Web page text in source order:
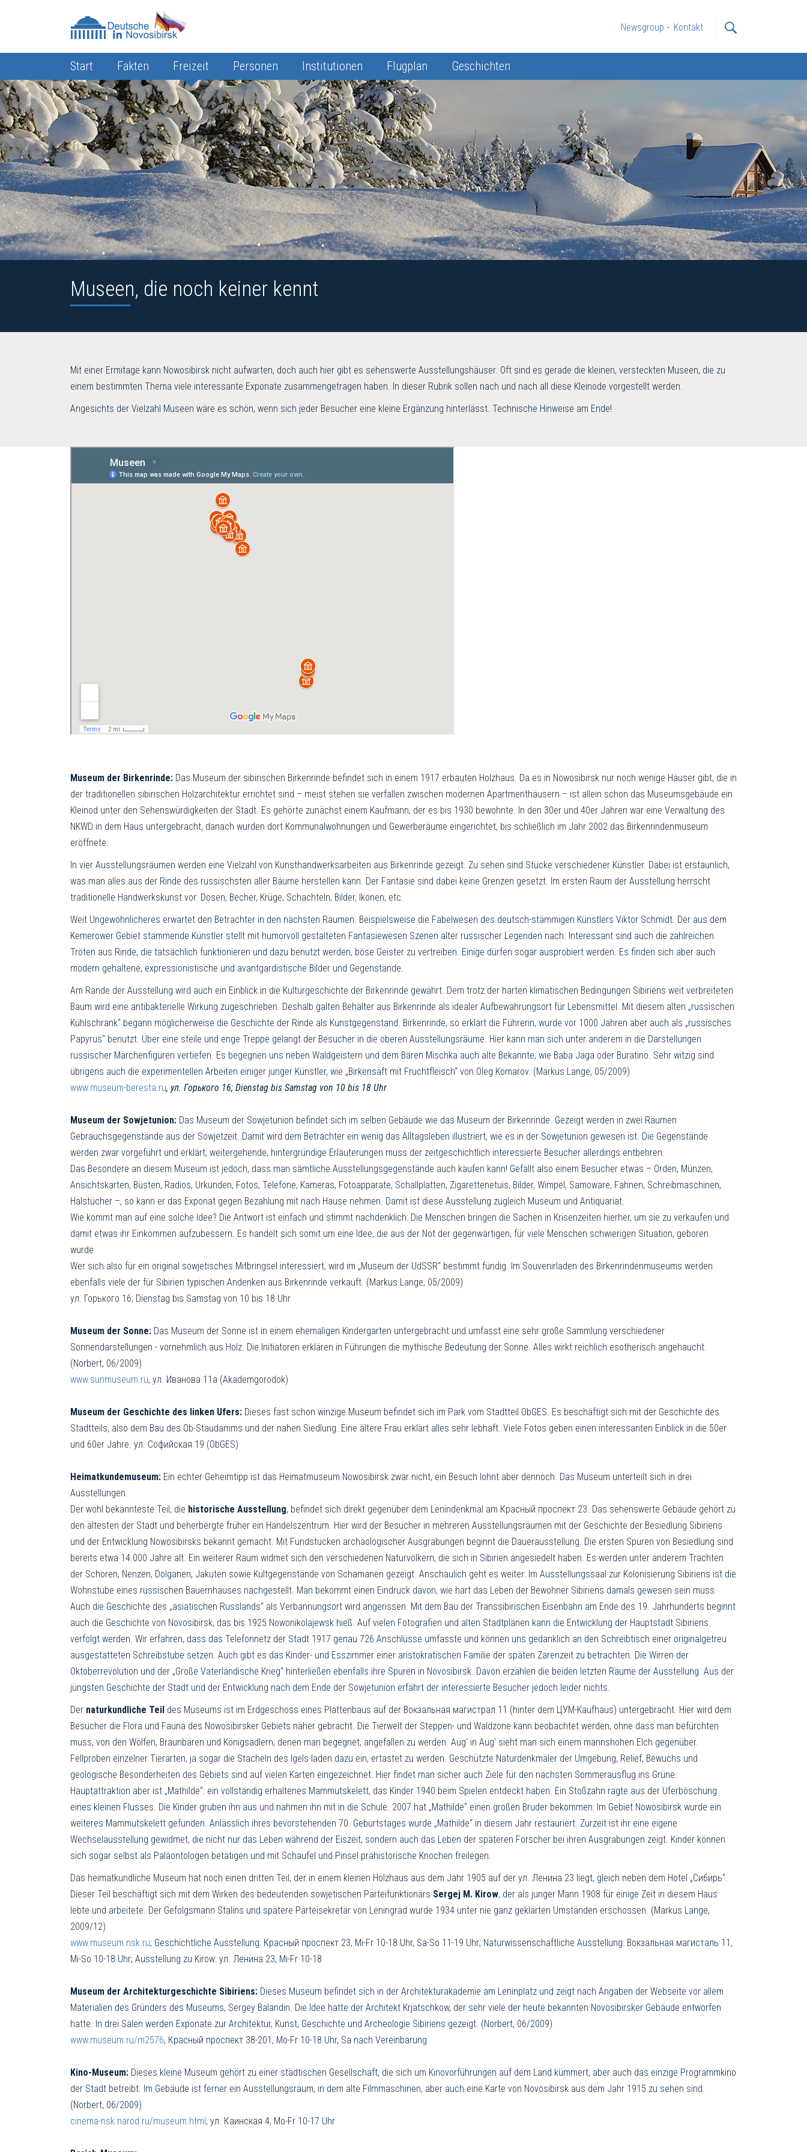
Newsgroup Kontakt
Start Fakten Freizeit Personen Institutionen Flugplan Geschichten
Museen, die noch keiner kennt
Mit einer Ermitage kann Nowosibirsk nicht aufwarten, doch auch hier gibt es sehenswerte Ausstellungshäuser. Oft sind es gerade die kleinen, versteckten Museen, die zu
einem bestimmten Thema viele interessante Exponate zusammengetragen haben. In dieser Rubrik sollen nach und nach all diese Kleinode vorgestellt werden.
Angesichts der Vielzahl Museen wäre es schön, wenn sich jeder Besucher eine kleine Ergänzung hinterlässt. Technische Hinweise am Ende!
Museum der Birkenrinde: Das Museum der sibirischen Birkenrinde befindet sich in einem 1917 erbauten Holzhaus. Da es in Nowosibirsk nur noch wenige Häuser gibt, die in
der traditionellen sibirischen Holzarchitektur errichtet sind – meist stehen sie verfallen zwischen modernen Apartmenthäusern – ist allein schon das Museumsgebäude ein
Kleinod unter den Sehenswürdigkeiten der Stadt. Es gehörte zunächst einem Kaufmann, der es bis 1930 bewohnte. In den 30er und 40er Jahren war eine Verwaltung des
NKWD in dem Haus untergebracht, danach wurden dort Kommunalwohnungen und Gewerberäume eingerichtet, bis schließlich im Jahr 2002 das Birkenrindenmuseum
eröffnete.
In vier Ausstellungsräumen werden eine Vielzahl von Kunsthandwerksarbeiten aus Birkenrinde gezeigt. Zu sehen sind Stücke verschiedener Künstler. Dabei ist erstaunlich,
was man alles aus der Rinde des russischsten aller Bäume herstellen kann. Der Fantasie sind dabei keine Grenzen gesetzt. Im ersten Raum der Ausstellung herrscht
traditionelle Handwerkskunst vor: Dosen, Becher, Krüge, Schachteln, Bilder, Ikonen, etc.
Weit Ungewöhnlicheres erwartet den Betrachter in den nächsten Räumen. Beispielsweise die Fabelwesen des deutsch-stämmigen Künstlers Viktor Schmidt. Der aus dem
Kemerower Gebiet stammende Künstler stellt mit humorvoll gestalteten Fantasiewesen Szenen alter russischer Legenden nach. Interessant sind auch die zahlreichen
Tröten aus Rinde, die tatsächlich funktionieren und dazu benutzt werden, böse Geister zu vertreiben. Einige dürfen sogar ausprobiert werden. Es finden sich aber auch
modern gehaltene, expressionistische und avantgardistische Bilder und Gegenstände.
Am Rande der Ausstellung wird auch ein Einblick in die Kulturgeschichte der Birkenrinde gewährt. Dem trotz der harten klimatischen Bedingungen Sibiriens weit verbreiteten
Baum wird eine antibakterielle Wirkung zugeschrieben. Deshalb galten Behälter aus Birkenrinde als idealer Aufbewahrungsort für Lebensmittel. Mit diesem alten „russischen
Kühlschrank“ begann möglicherweise die Geschichte der Rinde als Kunstgegenstand. Birkenrinde, so erklärt die Führerin, wurde vor 1000 Jahren aber auch als „russisches
Papyrus“ benutzt. Über eine steile und enge Treppe gelangt der Besucher in die oberen Ausstellungsräume. Hier kann man sich unter anderem in die Darstellungen
russischer Märchenfiguren vertiefen. Es begegnen uns neben Waldgeistern und dem Bären Mischka auch alte Bekannte, wie Baba Jaga oder Buratino. Sehr witzig sind
übrigens auch die experimentellen Arbeiten einiger junger Künstler, wie „Birkensaft mit Fruchtfleisch“ von Oleg Komarov. (Markus Lange, 05/2009)
www.museum-beresta.ru, ул. Горького 16; Dienstag bis Samstag von 10 bis 18 Uhr
Museum der Sowjetunion: Das Museum der Sowjetunion befindet sich im selben Gebäude wie das Museum der Birkenrinde. Gezeigt werden in zwei Räumen
Gebrauchsgegenstände aus der Sowjetzeit. Damit wird dem Betrachter ein wenig das Alltagsleben illustriert, wie es in der Sowjetunion gewesen ist. Die Gegenstände
werden zwar vorgeführt und erklärt, weitergehende, hintergründige Erläuterungen muss der zeitgeschichtlich interessierte Besucher allerdings entbehren.
Das Besondere an diesem Museum ist jedoch, dass man sämtliche Ausstellungsgegenstände auch kaufen kann! Gefällt also einem Besucher etwas – Orden, Münzen,
Ansichtskarten, Büsten, Radios, Urkunden, Fotos, Telefone, Kameras, Fotoapparate, Schallplatten, Zigarettenetuis, Bilder, Wimpel, Samoware, Fahnen, Schreibmaschinen,
Halstücher –, so kann er das Exponat gegen Bezahlung mit nach Hause nehmen. Damit ist diese Ausstellung zugleich Museum und Antiquariat.
Wie kommt man auf eine solche Idee? Die Antwort ist einfach und stimmt nachdenklich: Die Menschen bringen die Sachen in Krisenzeiten hierher, um sie zu verkaufen und
damit etwas ihr Einkommen aufzubessern. Es handelt sich somit um eine Idee, die aus der Not der gegenwärtigen, für viele Menschen schwierigen Situation, geboren
wurde.
Wer sich also für ein original sowjetisches Mitbringsel interessiert, wird im „Museum der UdSSR“ bestimmt fündig. Im Souvenirladen des Birkenrindenmuseums werden
ebenfalls viele der für Sibirien typischen Andenken aus Birkenrinde verkauft. (Markus Lange, 05/2009)
ул. Горького 16; Dienstag bis Samstag von 10 bis 18 Uhr
Museum der Sonne: Das Museum der Sonne ist in einem ehemaligen Kindergarten untergebracht und umfasst eine sehr große Sammlung verschiedener
Sonnendarstellungen - vornehmlich aus Holz. Die Initiatoren erklären in Führungen die mythische Bedeutung der Sonne. Alles wirkt reichlich esotherisch angehaucht.
(Norbert, 06/2009)
www.sunmuseum.ru, ул. Иванова 11а (Akademgorodok)
Museum der Geschichte des linken Ufers: Dieses fast schon winzige Museum befindet sich im Park vom Stadtteil ObGES. Es beschäftigt sich mit der Geschichte des
Stadtteils, also dem Bau des Ob-Staudamms und der nahen Siedlung. Eine ältere Frau erklärt alles sehr lebhaft. Viele Fotos geben einen interessanten Einblick in die 50er
und 60er Jahre. ул. Софийская 19 (ObGES)
Heimatkundemuseum: Ein echter Geheimtipp ist das Heimatmuseum Nowosibirsk zwar nicht, ein Besuch lohnt aber dennoch. Das Museum unterteilt sich in drei
Ausstellungen.
Der wohl bekannteste Teil, die historische Ausstellung, befindet sich direkt gegenüber dem Lenindenkmal am Красный проспект 23. Das sehenswerte Gebäude gehört zu
den ältesten der Stadt und beherbergte früher ein Handelszentrum. Hier wird der Besucher in mehreren Aus­stel­lungs­räumen mit der Geschichte der Be­siedlung Sibiriens
und der Ent­wicklung Nowosibirsks bekannt ge­macht. Mit Fundstücken archäologischer Ausgrabungen beginnt die Dauer­aus­stellung. Die ersten Spuren von Besiedlung sind
bereits etwa 14.000 Jahre alt. Ein weiterer Raum widmet sich den verschiedenen Naturvölkern, die sich in Sibirien angesiedelt haben. Es werden unter anderem Trachten
der Schoren, Nenzen, Dolganen, Jakuten sowie Kultgegenstände von Scha­ma­nen gezeigt. Anschaulich geht es weiter: Im Ausstellungssaal zur Kolonisierung Sibiriens ist die
Wohnstube eines rus­sischen Bauernhauses nach­ge­stellt. Man bekommt einen Eindruck davon, wie hart das Leben der Bewohner Sibiriens damals gewesen sein muss.
Auch die Geschichte des „asiatischen Russlands“ als Verbannungsort wird angerissen. Mit dem Bau der Transsibirischen Eisenbahn am Ende des 19. Jahrhun­derts beginnt
auch die Geschichte von Novosibirsk, das bis 1925 Nowo­ni­ko­la­jewsk hieß. Auf vielen Fotografien und alten Stadtplänen kann die Ent­wick­lung der Hauptstadt Sibiriens
verfolgt werden. Wir erfahren, dass das Tele­fon­netz der Stadt 1917 genau 726 Anschlüsse umfasste und können uns gedanklich an den Schreibtisch einer originalgetreu
ausgestatteten Schreib­stube setzen. Auch gibt es das Kinder- und Esszimmer einer aristokratischen Familie der späten Zarenzeit zu betrachten. Die Wirren der
Oktoberrevolution und der „Große Vaterländische Krieg“ hinter­ließen ebenfalls ihre Spuren in Novosi­birsk. Davon erzählen die beiden letzten Räume der Ausstellung. Aus der
jüngsten Geschichte der Stadt und der Entwicklung nach dem Ende der Sowjetunion erfährt der interessierte Besucher jedoch leider nichts.
Der naturkundliche Teil des Museums ist im Erdgeschoss eines Plattenbaus auf der Вокзальная магистрал 11 (hinter dem ЦУМ-Kaufhaus) unter­gebracht. Hier wird dem
Besucher die Flora und Fauna des Nowosibirsker Gebiets näher gebracht. Die Tierwelt der Steppen- und Waldzone kann beobachtet werden, ohne dass man befürchten
muss, von den Wölfen, Braunbären und Königs­adlern, denen man begegnet, angefallen zu werden. Aug' in Aug' sieht man sich einem mannshohen Elch gegenüber.
Fellproben einzelner Tierarten, ja sogar die Stacheln des Igels laden dazu ein, ertastet zu werden. Geschützte Naturdenkmäler der Um­gebung, Relief, Bewuchs und
geologische Besonderheiten des Gebiets sind auf vielen Karten eingezeichnet. Hier findet man sicher auch Ziele für den nächsten Sommerausflug ins Grüne.
Hauptattraktion aber ist „Mathilde“: ein vollständig erhaltenes Mammutskelett, das Kinder 1940 beim Spielen entdeckt haben. Ein Stoßzahn ragte aus der Uferböschung
eines kleinen Flusses. Die Kinder gruben ihn aus und nahmen ihn mit in die Schule. 2007 hat „Mathilde“ einen großen Bruder bekommen: Im Gebiet Nowosibirsk wurde ein
weiteres Mammutskelett gefunden. Anläss­lich ihres bevorstehenden 70. Geburtstages wurde „Mathilde“ in diesem Jahr restauriert. Zurzeit ist ihr eine eigene
Wechselausstellung gewidmet, die nicht nur das Leben während der Eiszeit, sondern auch das Leben der späteren Forscher bei ihren Ausgrabungen zeigt. Kinder können
sich sogar selbst als Paläontologen betätigen und mit Schaufel und Pinsel prähistorische Knochen freilegen.
Das heimatkundliche Museum hat noch einen dritten Teil, der in einem kleinen Holzhaus aus dem Jahr 1905 auf der ул. Ленина 23 liegt, gleich neben dem Hotel „Сибирь“.
Dieser Teil beschäftigt sich mit dem Wirken des bedeutenden sow­jetischen Parteifunktionärs Sergej M. Kirow, der als junger Mann 1908 für einige Zeit in diesem Haus
lebte und arbeitete. Der Gefolgsmann Stalins und spätere Parteisekretär von Leningrad wurde 1934 unter nie ganz geklärten Umständen er­schossen. (Markus Lange,
2009/12)
www.museum.nsk.ru; Geschichtliche Ausstellung: Красный проспект 23, Mi-Fr 10-18 Uhr, Sa-So 11-19 Uhr; Naturwissenschaftliche Ausstellung: Вокзальная магисталь 11,
Mi-So 10-18 Uhr; Ausstellung zu Kirow: ул. Ленина 23, Mi-Fr 10-18
Museum der Architekturgeschichte Sibiriens: Dieses Museum befindet sich in der Architekturakademie am Leninplatz und zeigt nach Angaben der Webseite vor allem
Materialien des Gründers des Museums, Sergey Balandin. Die Idee hatte der Architekt Krjatschkow, der sehr viele der heute bekannten Novosibirsker Gebäude entworfen
hatte. In drei Sälen werden Exponate zur Architektur, Kunst, Geschichte und Archeologie Sibiriens gezeigt. (Norbert, 06/2009)
www.museum.ru/m2576, Красный проспект 38-201, Mo-Fr 10-18 Uhr, Sa nach Vereinbarung
Kino-Museum: Dieses kleine Museum gehört zu einer städtischen Gesellschaft, die sich um Kinovorführungen auf dem Land kümmert, aber auch das einzige Programmkino
der Stadt betreibt. Im Gebäude ist ferner ein Ausstellungsraum, in dem alte Filmmaschinen, aber auch eine Karte von Novosibirsk aus dem Jahr 1915 zu sehen sind.
(Norbert, 06/2009)
cinema-nsk.narod.ru/museum.html , ул. Каинская 4, Mo-Fr 10-17 Uhr